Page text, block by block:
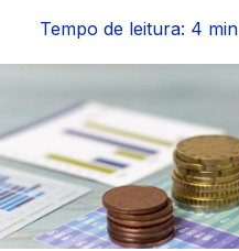
Canais Digitais
Tempo de leitura: 4 min